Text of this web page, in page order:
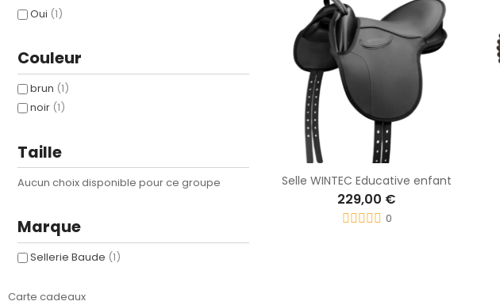
Oui (1)
Couleur
brun (1)
noir (1)
Taille
Aucun choix disponible pour ce groupe
Marque
Sellerie Baude (1)
Carte cadeaux
Selle WINTEC Educative enfant
229,00 €
0